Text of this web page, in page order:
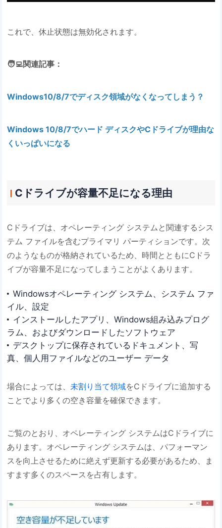
これで、休止状態は無効化されます。
🧑‍💻関連記事：
Windows10/8/7でディスク領域がなくなってしまう？
Windows 10/8/7でハード ディスクやCドライブが理由な
くいっぱいになる
Cドライブが容量不足になる理由
Cドライブは、オペレーティング システムと関連するシス
テム ファイルを含むプライマリ パーティションです。次
のようなものが格納されているため、時間とともにCドラ
イブが容量不足になってしまうことがよくあります。
Windowsオペレーティング システム、システム ファ
イル、設定
インストールしたアプリ、Windows組み込みプログ
ラム、およびダウンロードしたソフトウェア
デスクトップに保存されているドキュメント、写
真、個人用ファイルなどのユーザー データ
場合によっては、未割り当て領域をCドライブに追加する
ことでより多くの空き容量を確保できます。
ご覧のとおり、オペレーティング システムはCドライブに
あります。オペレーティング システムは、パフォーマン
スを向上させるために絶えず更新する必要があるため、ま
すます多くのスペースを占有します。